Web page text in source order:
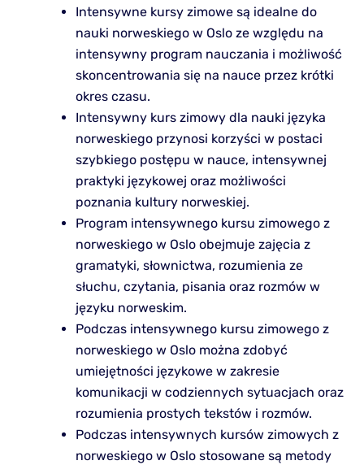
Intensywne kursy zimowe są idealne do
nauki norweskiego w Oslo ze względu na
intensywny program nauczania i możliwość
skoncentrowania się na nauce przez krótki
okres czasu.
Intensywny kurs zimowy dla nauki języka
norweskiego przynosi korzyści w postaci
szybkiego postępu w nauce, intensywnej
praktyki językowej oraz możliwości
poznania kultury norweskiej.
Program intensywnego kursu zimowego z
norweskiego w Oslo obejmuje zajęcia z
gramatyki, słownictwa, rozumienia ze
słuchu, czytania, pisania oraz rozmów w
języku norweskim.
Podczas intensywnego kursu zimowego z
norweskiego w Oslo można zdobyć
umiejętności językowe w zakresie
komunikacji w codziennych sytuacjach oraz
rozumienia prostych tekstów i rozmów.
Podczas intensywnych kursów zimowych z
norweskiego w Oslo stosowane są metody